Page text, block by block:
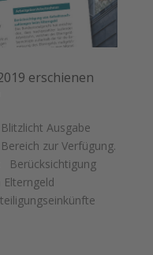
erschienen
Ausgabe
zur Verfügung.
Berücksichtigung